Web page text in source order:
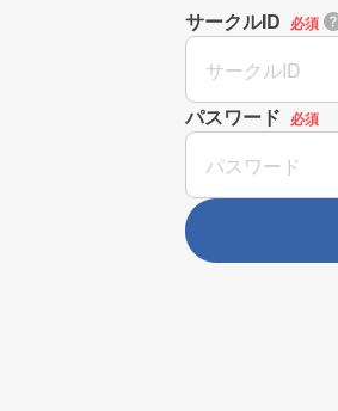
サークルID 必須
パスワード 必須